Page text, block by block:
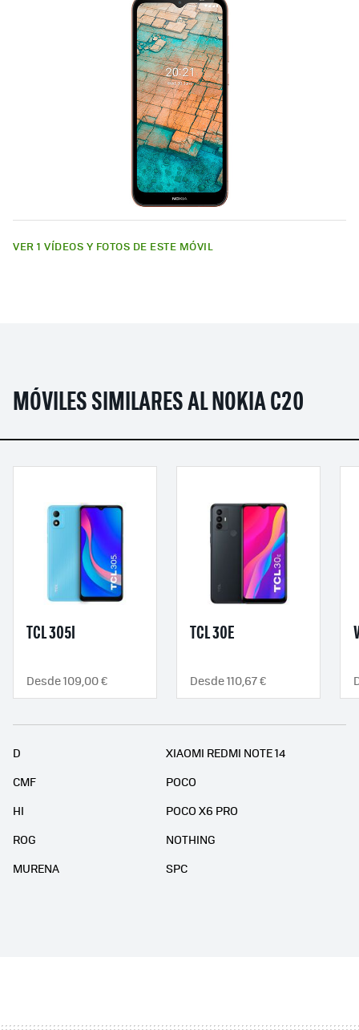
VER 1 VÍDEOS Y FOTOS DE ESTE MÓVIL
MÓVILES SIMILARES AL NOKIA C20
TCL 305I
Desde 109,00 €
TCL 30E
Desde 110,67 €
D
XIAOMI REDMI NOTE 14
CMF
POCO
HI
POCO X6 PRO
ROG
NOTHING
MURENA
SPC